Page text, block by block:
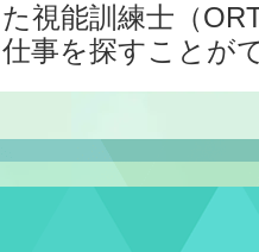
視能訓練士（
事を探すことが